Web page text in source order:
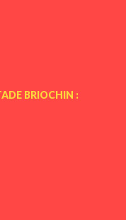
BRIOCHIN :